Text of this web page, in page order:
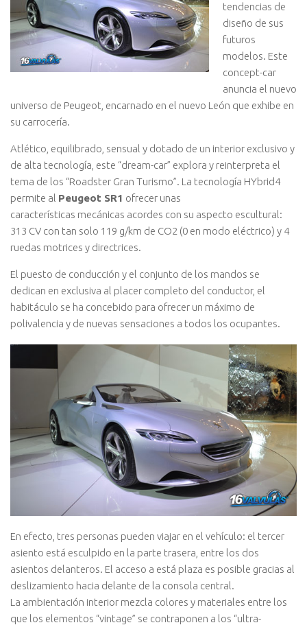
tendencias de
diseño de sus
futuros
modelos. Este
concept-car
anuncia el nuevo
universo de Peugeot, encarnado en el nuevo León que exhibe en
su carrocería.
Atlético, equilibrado, sensual y dotado de un interior exclusivo y
de alta tecnología, este “dream-car” explora y reinterpreta el
tema de los “Roadster Gran Turismo”. La tecnología HYbrid4
permite al Peugeot SR1 ofrecer unas
características mecánicas acordes con su aspecto escultural:
313 CV con tan solo 119 g/km de CO2 (0 en modo eléctrico) y 4
ruedas motrices y directrices.
El puesto de conducción y el conjunto de los mandos se
dedican en exclusiva al placer completo del conductor, el
habitáculo se ha concebido para ofrecer un máximo de
polivalencia y de nuevas sensaciones a todos los ocupantes.
En efecto, tres personas pueden viajar en el vehículo: el tercer
asiento está esculpido en la parte trasera, entre los dos
asientos delanteros. El acceso a está plaza es posible gracias al
deslizamiento hacia delante de la consola central.
La ambientación interior mezcla colores y materiales entre los
que los elementos “vintage” se contraponen a los “ultra-